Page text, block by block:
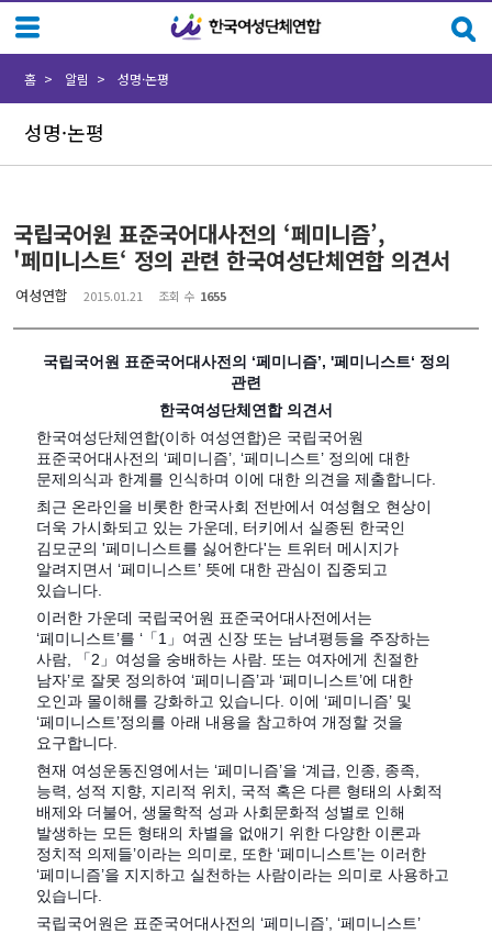
성명·논평
홈 알림 성명·논평
국립국어원 표준국어대사전의 ‘페미니즘’,
'페미니스트‘ 정의 관련 한국여성단체연합 의견서
여성연합 2015.01.21 조회 수 1655
국립국어원 표준국어대사전의 ‘페미니즘’, '페미니스트‘ 정의
관련
한국여성단체연합 의견서
한국여성단체연합(이하 여성연합)은 국립국어원
표준국어대사전의 ‘페미니즘’, ‘페미니스트’ 정의에 대한
문제의식과 한계를 인식하며 이에 대한 의견을 제출합니다.
최근 온라인을 비롯한 한국사회 전반에서 여성혐오 현상이
더욱 가시화되고 있는 가운데, 터키에서 실종된 한국인
김모군의 '페미니스트를 싫어한다'는 트위터 메시지가
알려지면서 ‘페미니스트’ 뜻에 대한 관심이 집중되고
있습니다.
이러한 가운데 국립국어원 표준국어대사전에서는
‘페미니스트’를 ‘「1」여권 신장 또는 남녀평등을 주장하는
사람, 「2」여성을 숭배하는 사람. 또는 여자에게 친절한
남자’로 잘못 정의하여 ‘페미니즘’과 ‘페미니스트’에 대한
오인과 몰이해를 강화하고 있습니다. 이에 ‘페미니즘’ 및
‘페미니스트’정의를 아래 내용을 참고하여 개정할 것을
요구합니다.
현재 여성운동진영에서는 ‘페미니즘’을 ‘계급, 인종, 종족,
능력, 성적 지향, 지리적 위치, 국적 혹은 다른 형태의 사회적
배제와 더불어, 생물학적 성과 사회문화적 성별로 인해
발생하는 모든 형태의 차별을 없애기 위한 다양한 이론과
정치적 의제들’이라는 의미로, 또한 ‘페미니스트’는 이러한
‘페미니즘’을 지지하고 실천하는 사람이라는 의미로 사용하고
있습니다.
국립국어원은 표준국어대사전의 ‘페미니즘’, ‘페미니스트’